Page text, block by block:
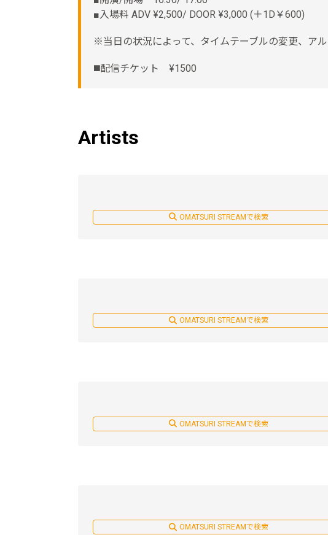
■入場料 ADV ¥2,500/ DOOR ¥3,000 (＋1D￥600)
※当日の状況によって、タイムテーブルの変更、ア
◼️配信チケット ¥1500
Artists
OMATSURI STREAMで検索
OMATSURI STREAMで検索
OMATSURI STREAMで検索
OMATSURI STREAMで検索